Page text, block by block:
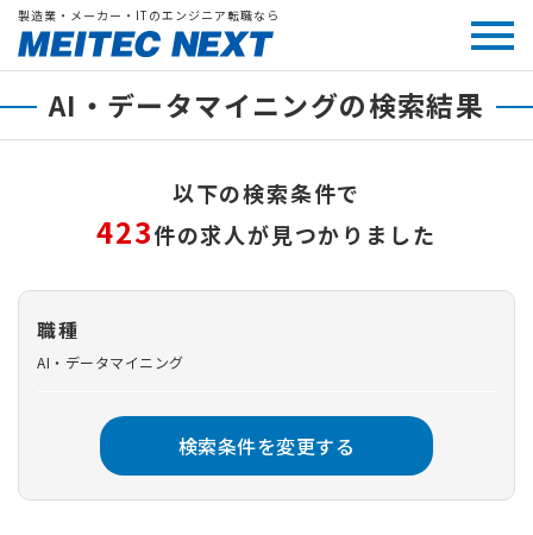
製造業・メーカー・ITのエンジニア転職なら
AI・データマイニングの検索結果
以下の検索条件で
423件の求人が見つかりました
職種
AI・データマイニング
検索条件を変更する